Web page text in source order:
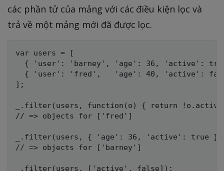
các phần tử của mảng với các điều kiện lọc và
trả về một mảng mới đã được lọc.
var users = [
{ 'user': 'barney', 'age': 36, 'active':
{ 'user': 'fred',   'age': 40, 'active':
];
_.filter(users, function(o) { return
// => objects for ['fred']
_.filter(users, { 'age': 36, 'active': true
// => objects for ['barney']
_.filter(users, ['active', false]);